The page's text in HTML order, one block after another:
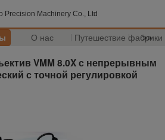
Precision Machinery Co., Ltd
О нас Путешествие фабрики
>>
VMM 8.0X с непрерывным
с точной регулировкой